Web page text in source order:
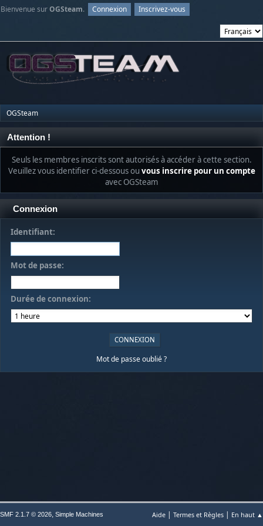
Bienvenue surOGSteam. Connexion Inscrivez-vous
OGSteam
Attention !
Seuls les membres inscrits sont autorisés à accéder à cette section.
Veuillez vous identifier ci-dessous ou vous inscrire pour un compte
avec OGSteam
Connexion
Identifiant:
Mot de passe:
Durée de connexion:
Mot de passe oublié ?
Aide | Termes et Règles | En haut ▲
SMF 2.1.7 © 2026, Simple Machines